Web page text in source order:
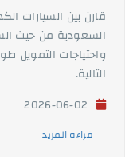
قارن بين السيارات
السعودية من حيث
واحتياجات التمويل
التالية.
قراءه المزيد